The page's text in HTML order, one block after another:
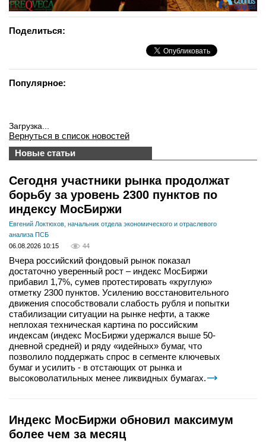
Поделиться:
Популярное:
Загрузка...
Вернуться в список новостей
Новые статьи
Сегодня участники рынка продолжат
борьбу за уровень 2300 пунктов по
индексу МосБиржи
Евгений Локтюхов, начальник отдела экономического и отраслевого
анализа ПСБ
06.08.2026 10:15
44
Вчера российский фондовый рынок показал
достаточно уверенный рост – индекс МосБиржи
прибавил 1,7%, сумев протестировать «круглую»
отметку 2300 пунктов. Усилению восстановительного
движения способствовали слабость рубля и попытки
стабилизации ситуации на рынке нефти, а также
неплохая техническая картина по российским
индексам (индекс МосБиржи удержался выше 50-
дневной средней) и ряду «идейных» бумаг, что
позволило поддержать спрос в сегменте ключевых
бумаг и усилить - в отстающих от рынка и
высоковолатильных менее ликвидных бумагах.
Индекс МосБиржи обновил максимум
более чем за месяц